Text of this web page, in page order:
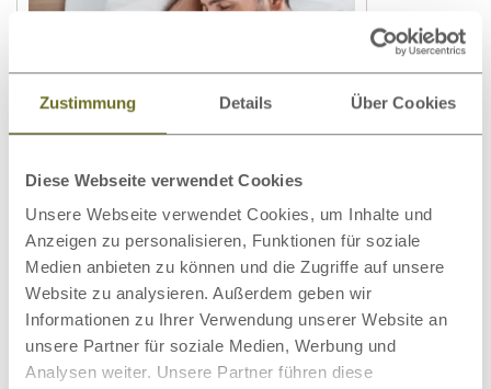
Zustimmung Details Über Cookies
Diese Webseite verwendet Cookies
Unsere Webseite verwendet Cookies, um Inhalte und
Anzeigen zu personalisieren, Funktionen für soziale
Medien anbieten zu können und die Zugriffe auf unsere
Website zu analysieren. Außerdem geben wir
Informationen zu Ihrer Verwendung unserer Website an
unsere Partner für soziale Medien, Werbung und
Analysen weiter. Unsere Partner führen diese
Hausmittel
Weiterlesen